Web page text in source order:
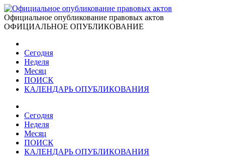
Официальное опубликование правовых актов
ОФИЦИАЛЬНОЕ ОПУБЛИКОВАНИЕ
Сегодня
Неделя
Месяц
ПОИСК
КАЛЕНДАРЬ ОПУБЛИКОВАНИЯ
Сегодня
Неделя
Месяц
ПОИСК
КАЛЕНДАРЬ ОПУБЛИКОВАНИЯ